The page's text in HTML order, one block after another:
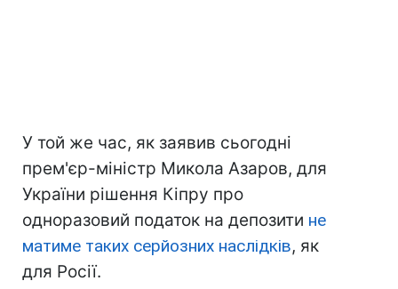
У той же час, як заявив сьогодні
прем'єр-міністр Микола Азаров, для
України рішення Кіпру про
одноразовий податок на депозити не
матиме таких серйозних наслідків, як
для Росії.